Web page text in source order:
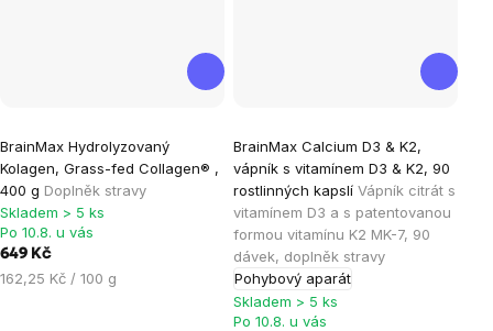
BrainMax Hydrolyzovaný
Kolagen, Grass-fed Collagen® ,
400 g Doplněk stravy
hodnocení
produktu
je
4,8
z
5
Skladem > 5 ks
Po 10.8. u vás
649 Kč
Měrná
162,25 Kč / 100 g
BrainMax Calcium D3 & K2,
vápník s vitamínem D3 & K2, 90
rostlinných kapslí Vápník citrát s
vitamínem D3 a s patentovanou
formou vitamínu K2 MK-7, 90
dávek, doplněk stravy
Pohybový aparát
hodnocení
produktu
je
4,8
z
5
hvězdiček.
Skladem > 5 ks
Po 10.8. u vás